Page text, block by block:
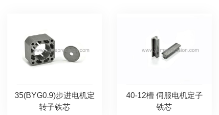
35(BYG0.9)步进电机定
转子铁芯
40-12槽 伺服电机定子
铁芯